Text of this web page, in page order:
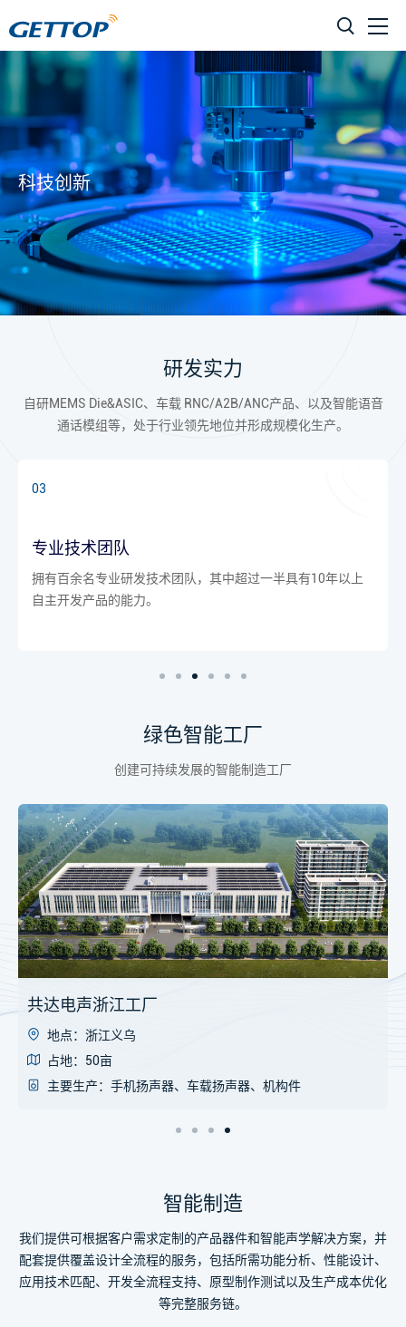
科技创新
研发实力
自研MEMS Die&ASIC、车载 RNC/A2B/ANC产品、以及智能语音
通话模组等，处于行业领先地位并形成规模化生产。
03
专业技术团队
拥有百余名专业研发技术团队，其中超过一半具有10年以上
自主开发产品的能力。
绿色智能工厂
创建可持续发展的智能制造工厂
共达电声浙江工厂
地点：浙江义乌
占地：50亩
主要生产：手机扬声器、车载扬声器、机构件
智能制造
我们提供可根据客户需求定制的产品器件和智能声学解决方案，并
配套提供覆盖设计全流程的服务，包括所需功能分析、性能设计、
应用技术匹配、开发全流程支持、原型制作测试以及生产成本优化
等完整服务链。​